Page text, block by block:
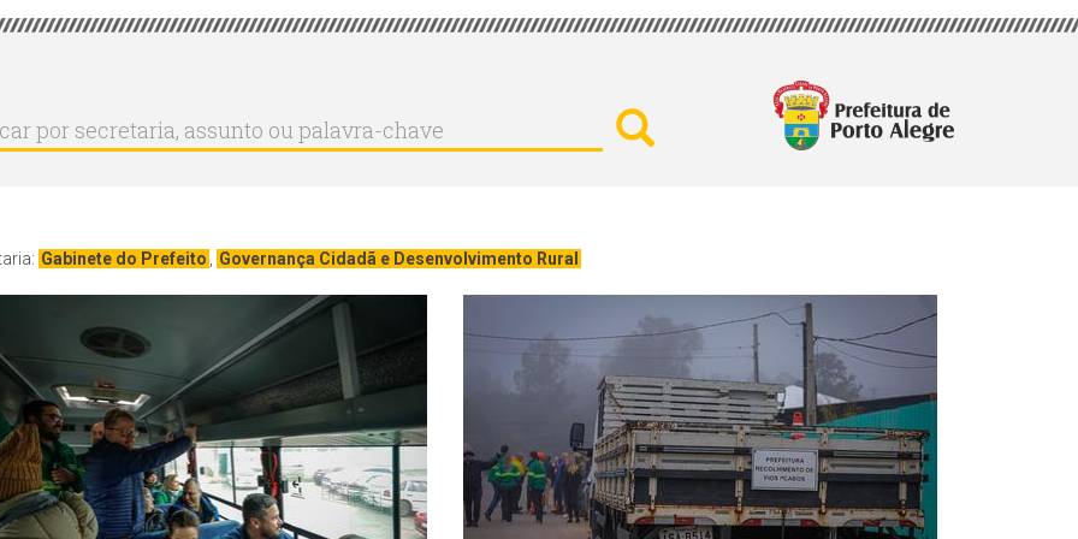
Buscar por secretaria,
Gabinete do Prefeito Governança Cidadã e Desenvolvimento Rural